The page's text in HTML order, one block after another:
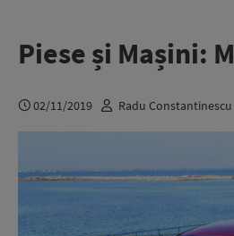
Piese și Mașini:
02/11/2019 Radu Constantinescu